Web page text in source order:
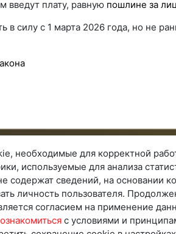
введут плату, равную пошлине за
в силу с 1 марта 2026 года, но не
О компании
О компании
Контакты
Вакансии
необходимые для корректной
используемые для анализа
содержат сведений, на основании
личность пользователя.
согласием на применение
ознакомитьсяс условиями и